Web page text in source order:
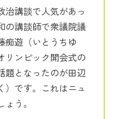
治講談で人気があっ
の講談師で衆議院議
痴遊（いとうちゆ
リンピック開会式の
題となったのが田辺
）です。これはニュ
う。